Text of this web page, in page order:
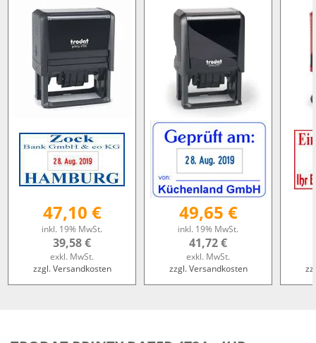
47,10 €
inkl. 19% MwSt.
39,58 €
exkl. MwSt.
zzgl. Versandkosten
49,65 €
inkl. 19% MwSt.
41,72 €
exkl. MwSt.
zzgl. Versandkosten